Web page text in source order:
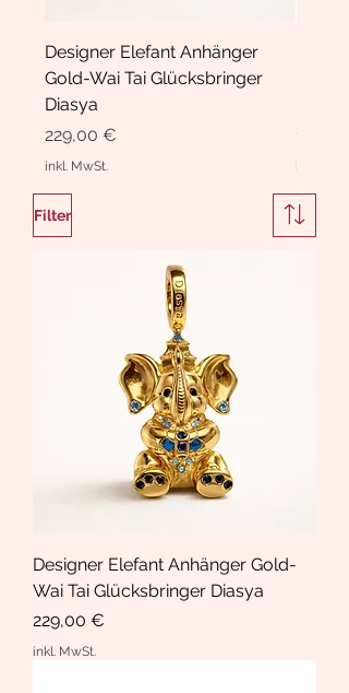
Designer Elefant Anhänger
Gold-Wai Tai Glücksbringer
Diasya
Preis
229,00 €
inkl. MwSt.
Preis
189,00
Filter
Designer Elefant Anhänger Gold-
Wai Tai Glücksbringer Diasya
Preis
229,00 €
inkl. MwSt.